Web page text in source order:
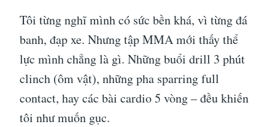
Tôi từng nghĩ mình có sức bền khá, vì từng đá
banh, đạp xe. Nhưng tập MMA mới thấy thể
lực mình chẳng là gì. Những buổi drill 3 phút
clinch (ôm vật), những pha sparring full
contact, hay các bài cardio 5 vòng – đều khiến
tôi như muốn gục.